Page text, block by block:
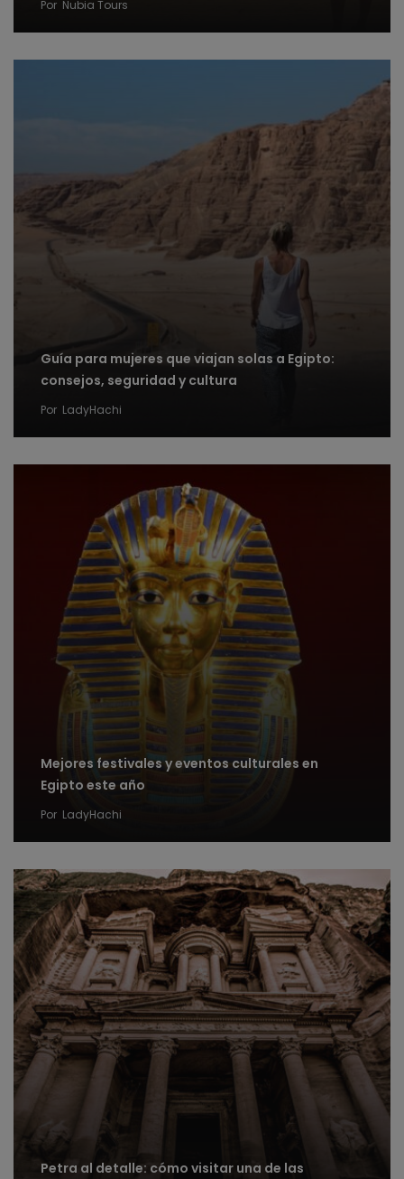
Por Nubia Tours
Guía para mujeres que viajan solas a Egipto:
consejos, seguridad y cultura
Por LadyHachi
Mejores festivales y eventos culturales en
Egipto este año
Por LadyHachi
Petra al detalle: cómo visitar una de las